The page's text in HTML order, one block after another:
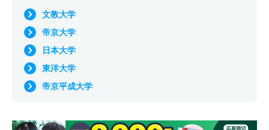
文教大学
帝京大学
日本大学
東洋大学
帝京平成大学